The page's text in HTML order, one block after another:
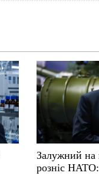
Залужний на
розніс